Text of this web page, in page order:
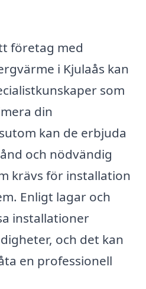
företag med
i Kjulaås kan
som
din
kan de erbjuda
och nödvändig
krävs för installation
Enligt lagar och
installationer
och det kan
en professionell